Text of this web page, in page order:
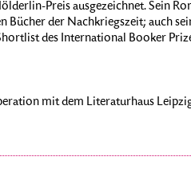
Preis ausgezeichnet. Sein
der Nachkriegszeit; auch
des International Booker
mit dem Literaturhaus